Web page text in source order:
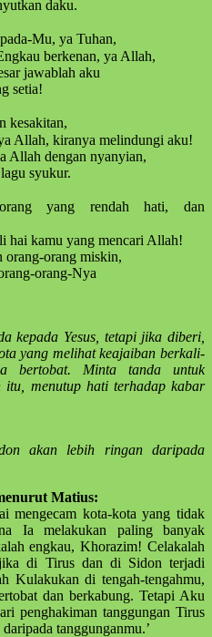
daku.
Mu, ya Tuhan,
berkenan, ya Allah,
jawablah aku
setia!
kesakitan,
Allah, kiranya melindungi aku!
Allah dengan nyanyian,
syukur.
yang rendah hati, dan
hai kamu yang mencari Allah!
orang-orang miskin,
orang-Nya
kepada Yesus, tetapi jika diberi,
yang melihat keajaiban berkali-
bertobat. Minta tanda untuk
itu, menutup hati terhadap kabar
akan lebih ringan daripada
Matius:
mengecam kota-kota yang tidak
Ia melakukan paling banyak
engkau, Khorazim! Celakalah
di Tirus dan di Sidon terjadi
Kulakukan di tengah-tengahmu,
dan berkabung. Tetapi Aku
penghakiman tanggungan Tirus
tanggunganmu.’